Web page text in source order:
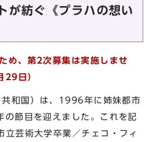
が紡ぐ《プラハの想い
め、第2次募集は実施しませ
29日）
和国）は、1996年に姉妹都市
節目を迎えました。これを記
芸術大学卒業／チェコ・フィ